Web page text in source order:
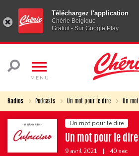
Téléchargez l'application
Chérie Belgique
Gratuit - Sur Google Play
MENU
Radios Podcasts Un mot pour le dire Un
Un mot pour le dire
Un mot pour le
9 avril 2021 | 40 sec